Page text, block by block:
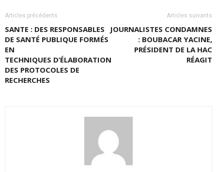
Articles précédents
SANTE : DES RESPONSABLES
DE SANTÉ PUBLIQUE FORMÉS
EN
TECHNIQUES D’ÉLABORATION
DES PROTOCOLES DE
RECHERCHES
Articles suivants
JOURNALISTES CONDAMNES
: BOUBACAR YACINE,
PRÉSIDENT DE LA HAC
RÉAGIT